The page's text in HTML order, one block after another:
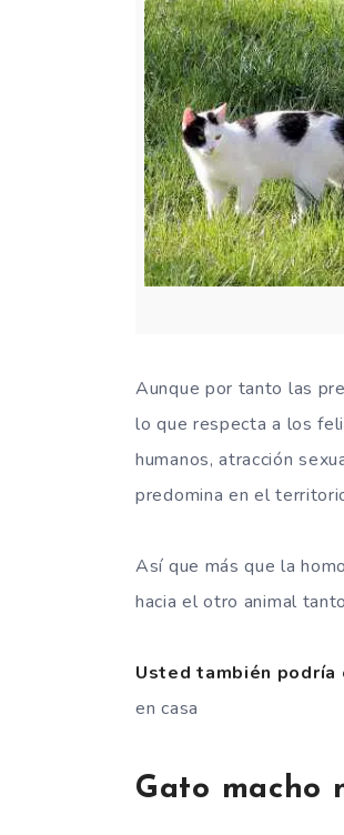
Aunque por tanto las
lo que respecta a los
humanos, atracción
predomina en el
Así que más que la
hacia el otro animal
Usted también
en casa
Gato macho